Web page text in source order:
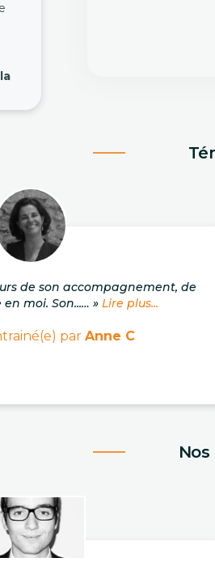
la
de son accompagnement, de
moi. Son...… » Lire plus...
par Anne C